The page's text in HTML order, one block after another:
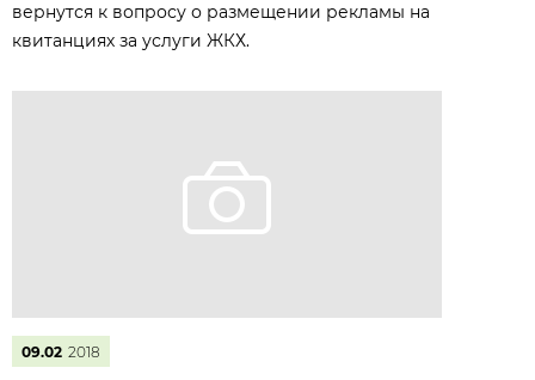
вернутся к вопросу о размещении рекламы на
квитанциях за услуги ЖКХ.
09.02 2018